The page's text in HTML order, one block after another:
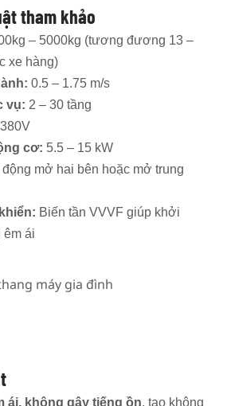
tham khảo
– 5000kg (tương đương 13 –
xe hàng)
0.5 – 1.75 m/s
vụ: 2 – 30 tầng
380V
cơ: 5.5 – 15 kW
mở hai bên hoặc mở trung
Biến tần VVVF giúp khởi
êm ái
ái, không gây tiếng ồn, tạo không